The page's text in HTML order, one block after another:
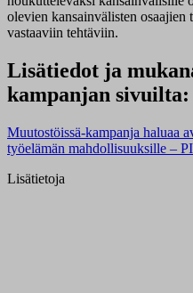
olevien kansainvälisten osaajien
vastaaviin tehtäviin.
Lisätiedot ja
kampanjan sivuilta:
Muutostöissä-kampanja haluaa
työelämän mahdollisuuksille –
Lisätietoja